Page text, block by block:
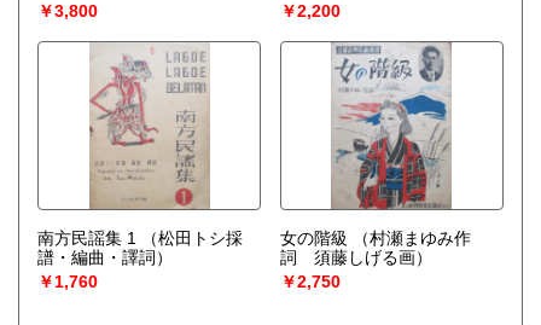
￥3,800
￥2,200
南方民謡集 1
（松田トシ採
譜・編曲・譯詞）
￥1,760
女の階級
（村瀬まゆみ作
詞 須藤しげる画）
￥2,750